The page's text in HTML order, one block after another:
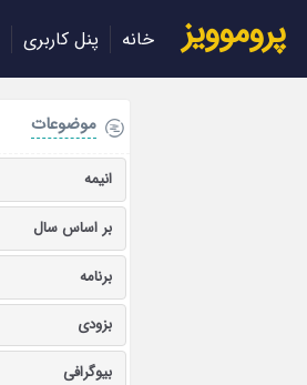
پروموویز خانه پنل کاربری
موضوعات
انیمه
بر اساس سال
برنامه
بزودی
بیوگرافی